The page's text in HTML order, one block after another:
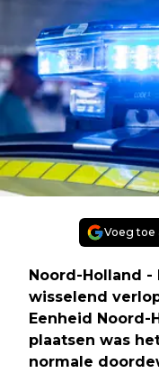
Voeg toe
Noord-Holland -
wisselend
Eenheid Noord-
plaatsen was
normale